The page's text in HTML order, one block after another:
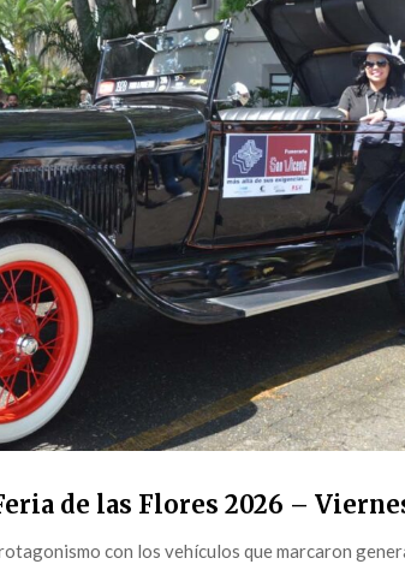
de las Flores 2026 –
con los vehículos que marcaron